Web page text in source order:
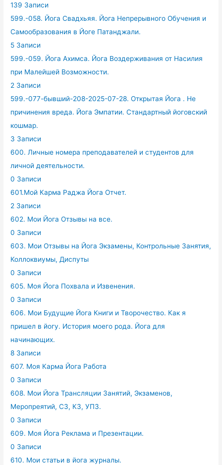
139 Записи
599.-058. Йога Свадхьяя. Йога Непрерывного Обучения и
Самообразования в Йоге Патанджали.
5 Записи
599.-059. Йога Ахимса. Йога Воздерживания от Насилия
при Малейшей Возможности.
2 Записи
599.-077-бывший-208-2025-07-28. Открытая Йога . Не
причинения вреда. Йога Эмпатии. Стандартный йоговский
кошмар.
3 Записи
600. Личные номера преподавателей и студентов для
личной деятельности.
0 Записи
601.Мой Карма Раджа Йога Отчет.
2 Записи
602. Мои Йога Отзывы на все.
0 Записи
603. Мои Отзывы на Йога Экзамены, Контрольные Занятия,
Коллоквиумы, Диспуты
0 Записи
605. Моя Йога Похвала и Извенения.
0 Записи
606. Мои Будущие Йога Книги и Творочество. Как я
пришел в йогу. История моего рода. Йога для
начинающих.
8 Записи
607. Моя Карма Йога Работа
0 Записи
608. Мои Йога Трансляции Занятий, Экзаменов,
Меропреятий, СЗ, КЗ, УПЗ.
0 Записи
609. Моя Йога Реклама и Презентации.
0 Записи
610. Мои статьи в йога журналы.